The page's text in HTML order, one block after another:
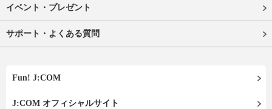
イベント・プレゼント
サポート・よくある質問
Fun! J:COM
J:COM オフィシャルサイト